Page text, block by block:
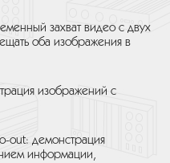
захват видео с двух
оба изображения в
изображений с
out: демонстрация
информации,